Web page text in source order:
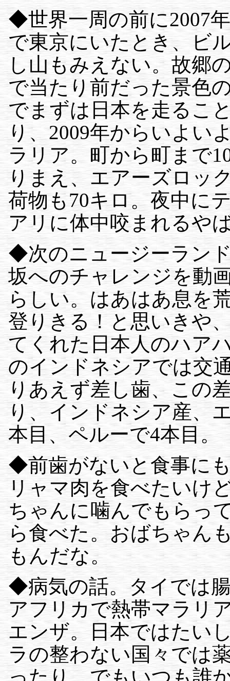
◆世界一周の前に2007
で東京にいたとき、ビ
し山もみえない。故郷
で当たり前だった景色
でまずは日本を走るこ
り、2009年からいよい
ラリア。町から町まで
りまえ、エアーズロッ
荷物も70キロ。夜中に
アリに体中咬まれるや
◆次のニュージーラン
坂へのチャレンジを動
らしい。はあはあ息を
登りきる！と思いきや
てくれた日本人のハア
のインドネシアでは交
りあえず差し歯、この
り、インドネシア産、
本目、ペルーで4本目。
◆前歯がないと食事に
リャマ肉を食べたいけ
ちゃんに噛んでもらっ
ら食べた。おばちゃん
もんだな。
◆病気の話。タイでは
アフリカで熱帯マラリ
エンザ。日本ではたい
ラの整わない国々では